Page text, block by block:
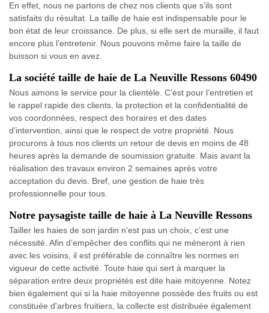
En effet, nous ne partons de chez nos clients que s’ils sont
satisfaits du résultat. La taille de haie est indispensable pour le
bon état de leur croissance. De plus, si elle sert de muraille, il faut
encore plus l’entretenir. Nous pouvons même faire la taille de
buisson si vous en avez.
La société taille de haie de La Neuville Ressons 60490
Nous aimons le service pour la clientèle. C’est pour l’entretien et
le rappel rapide des clients, la protection et la confidentialité de
vos coordonnées, respect des horaires et des dates
d’intervention, ainsi que le respect de votre propriété. Nous
procurons à tous nos clients un retour de devis en moins de 48
heures après la demande de soumission gratuite. Mais avant la
réalisation des travaux environ 2 semaines après votre
acceptation du devis. Bref, une gestion de haie très
professionnelle pour tous.
Notre paysagiste taille de haie à La Neuville Ressons
Tailler les haies de son jardin n'est pas un choix, c’est une
nécessité. Afin d’empêcher des conflits qui ne mèneront à rien
avec les voisins, il est préférable de connaître les normes en
vigueur de cette activité. Toute haie qui sert à marquer la
séparation entre deux propriétés est dite haie mitoyenne. Notez
bien également qui si la haie mitoyenne possède des fruits ou est
constituée d'arbres fruitiers, la collecte est distribuée également